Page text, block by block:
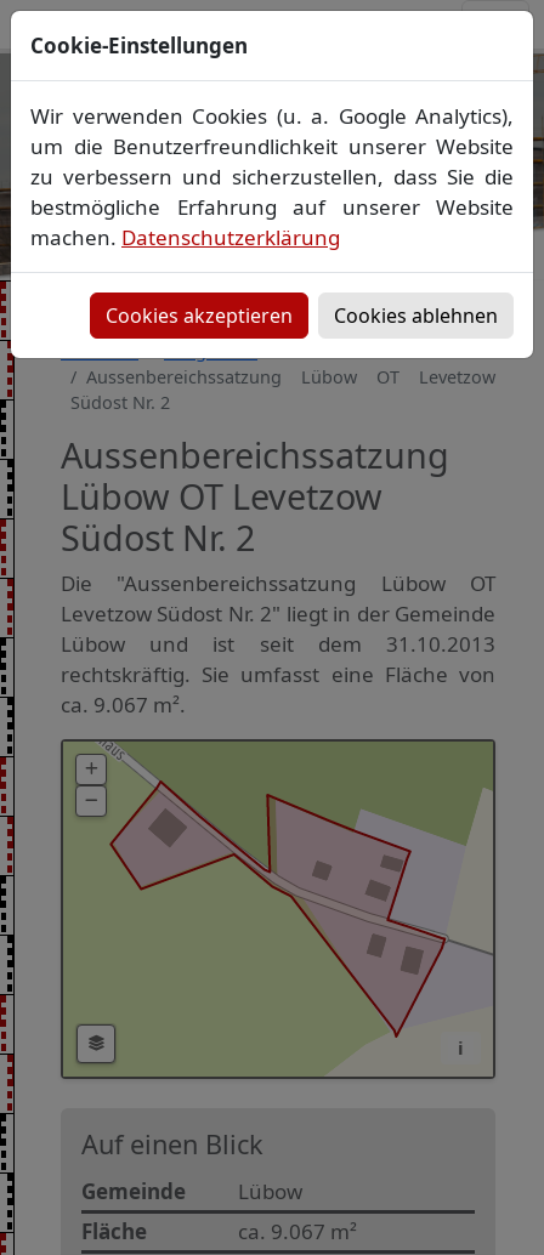
Ihr Vermessungsbüro in
Mecklenburg-Vorpommern
Wir vermessen Ihr Grundstück
Lageplan Absteckung▪Bauvermessung ▪
Gebäudeeinmessung
Grenzfeststellung▪Amtliche Auskünfte und
Vorheriges Bild
Aussenbereichssatzung Lübow OT Levetzow
Südost Nr. 2
Aussenbereichssatzung
Lübow OT Levetzow
Südost Nr. 2
Die "Aussenbereichssatzung Lübow OT
Levetzow Südost Nr. 2" liegt in der Gemeinde
Lübow und ist seit dem 31.10.2013
rechtskräftig. Sie umfasst eine Fläche von
ca. 9.067 m².
i
Auf einen Blick
Gemeinde
Lübow
Fläche
ca. 9.067 m²
Cookie-Einstellungen
Wir verwenden Cookies (u. a. Google Analytics),
um die Benutzerfreundlichkeit unserer Website
zu verbessern und sicherzustellen, dass Sie die
bestmögliche Erfahrung auf unserer Website
machen. Datenschutzerklärung
Cookies akzeptieren Cookies ablehnen